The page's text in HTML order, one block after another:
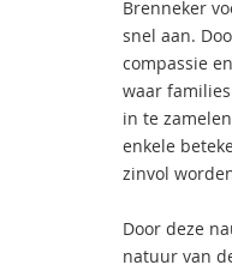
Brenneker
snel aan.
compassie
waar
in te
enkele
zinvol
Door deze
natuur van